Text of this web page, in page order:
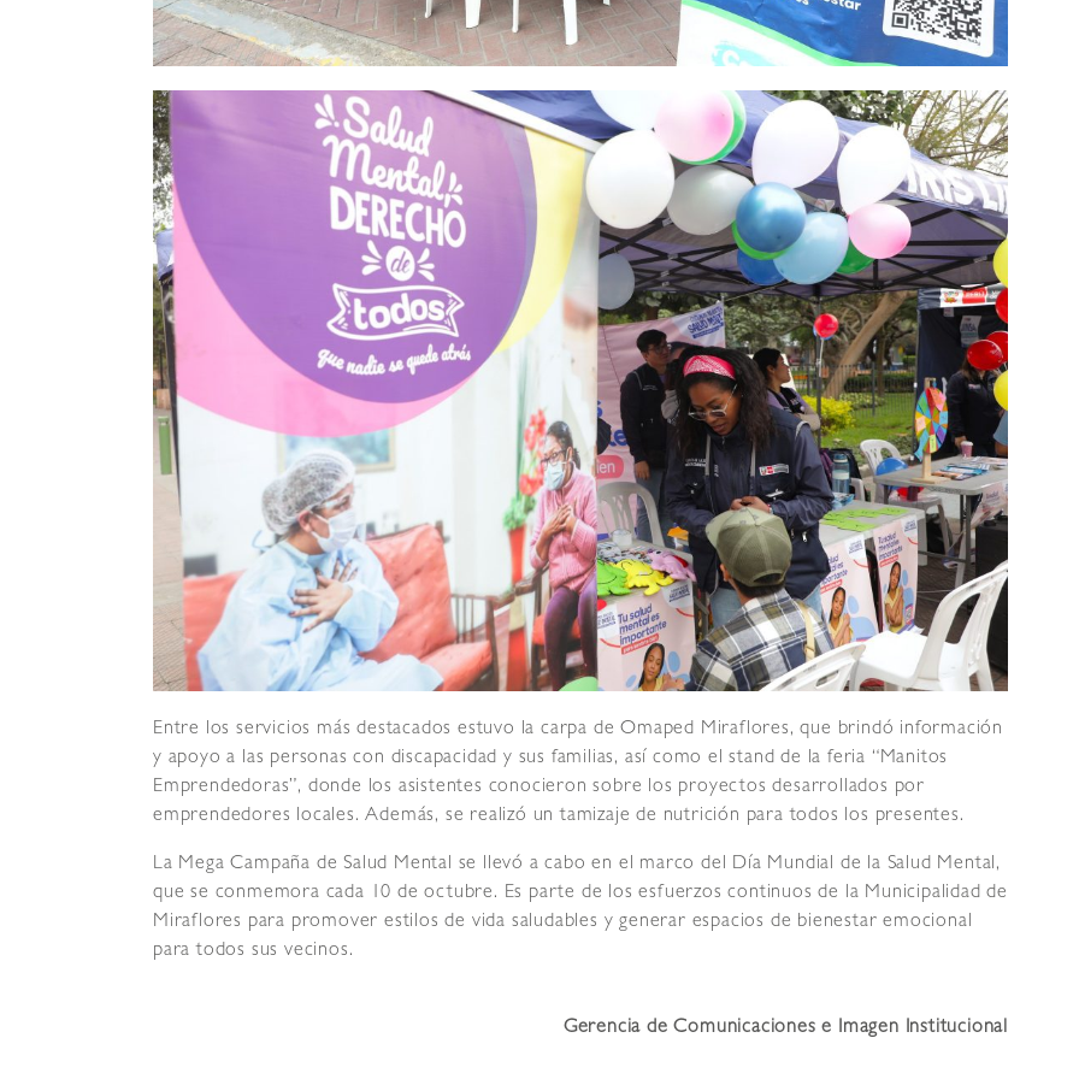
Entre los servicios más destacados estuvo la carpa de Omaped Miraflores, que brindó información
y apoyo a las personas con discapacidad y sus familias, así como el stand de la feria “Manitos
Emprendedoras”, donde los asistentes conocieron sobre los proyectos desarrollados por
emprendedores locales. Además, se realizó un tamizaje de nutrición para todos los presentes.
La Mega Campaña de Salud Mental se llevó a cabo en el marco del Día Mundial de la Salud Mental,
que se conmemora cada 10 de octubre. Es parte de los esfuerzos continuos de la Municipalidad de
Miraflores para promover estilos de vida saludables y generar espacios de bienestar emocional
para todos sus vecinos.
Gerencia de Comunicaciones e Imagen Institucional